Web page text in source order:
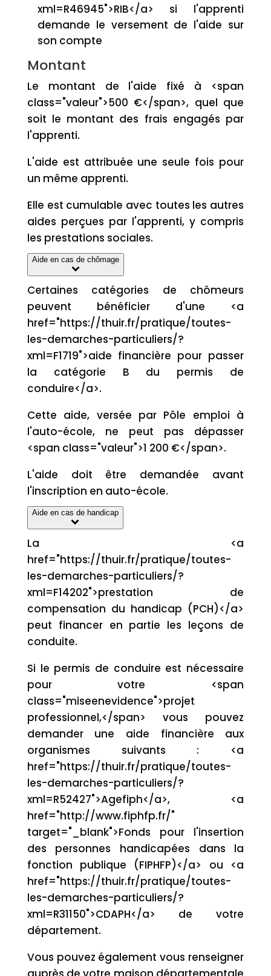
xml=R46945">RIB</a> si l'apprenti
demande le versement de l'aide sur
son compte
Montant
Le montant de l'aide fixé à <span
class="valeur">500 €</span>, quel que
soit le montant des frais engagés par
l'apprenti.
L'aide est attribuée une seule fois pour
un même apprenti.
Elle est cumulable avec toutes les autres
aides perçues par l'apprenti, y compris
les prestations sociales.
Aide en cas de chômage
Certaines catégories de chômeurs
peuvent bénéficier d'une <a
href="https://thuir.fr/pratique/toutes-
les-demarches-particuliers/?
xml=F1719">aide financière pour passer
la catégorie B du permis de
conduire</a>.
Cette aide, versée par Pôle emploi à
l'auto-école, ne peut pas dépasser
<span class="valeur">1 200 €</span>.
L'aide doit être demandée avant
l'inscription en auto-école.
Aide en cas de handicap
La <a
href="https://thuir.fr/pratique/toutes-
les-demarches-particuliers/?
xml=F14202">prestation de
compensation du handicap (PCH)</a>
peut financer en partie les leçons de
conduite.
Si le permis de conduire est nécessaire
pour votre <span
class="miseenevidence">projet
professionnel,</span> vous pouvez
demander une aide financière aux
organismes suivants : <a
href="https://thuir.fr/pratique/toutes-
les-demarches-particuliers/?
xml=R52427">Agefiph</a>, <a
href="http://www.fiphfp.fr/"
target="_blank">Fonds pour l'insertion
des personnes handicapées dans la
fonction publique (FIPHFP)</a> ou <a
href="https://thuir.fr/pratique/toutes-
les-demarches-particuliers/?
xml=R31150">CDAPH</a> de votre
département.
Vous pouvez également vous renseigner